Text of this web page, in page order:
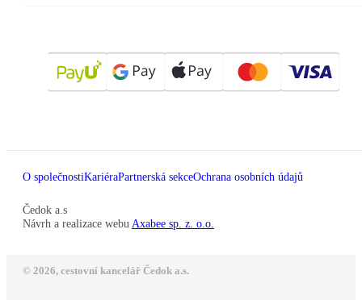
O společnostiKariéraPartnerská sekceOchrana osobních údajů
Čedok a.s
Návrh a realizace webu Axabee sp. z. o.o.
© 2026, cestovní kancelář Čedok a.s.